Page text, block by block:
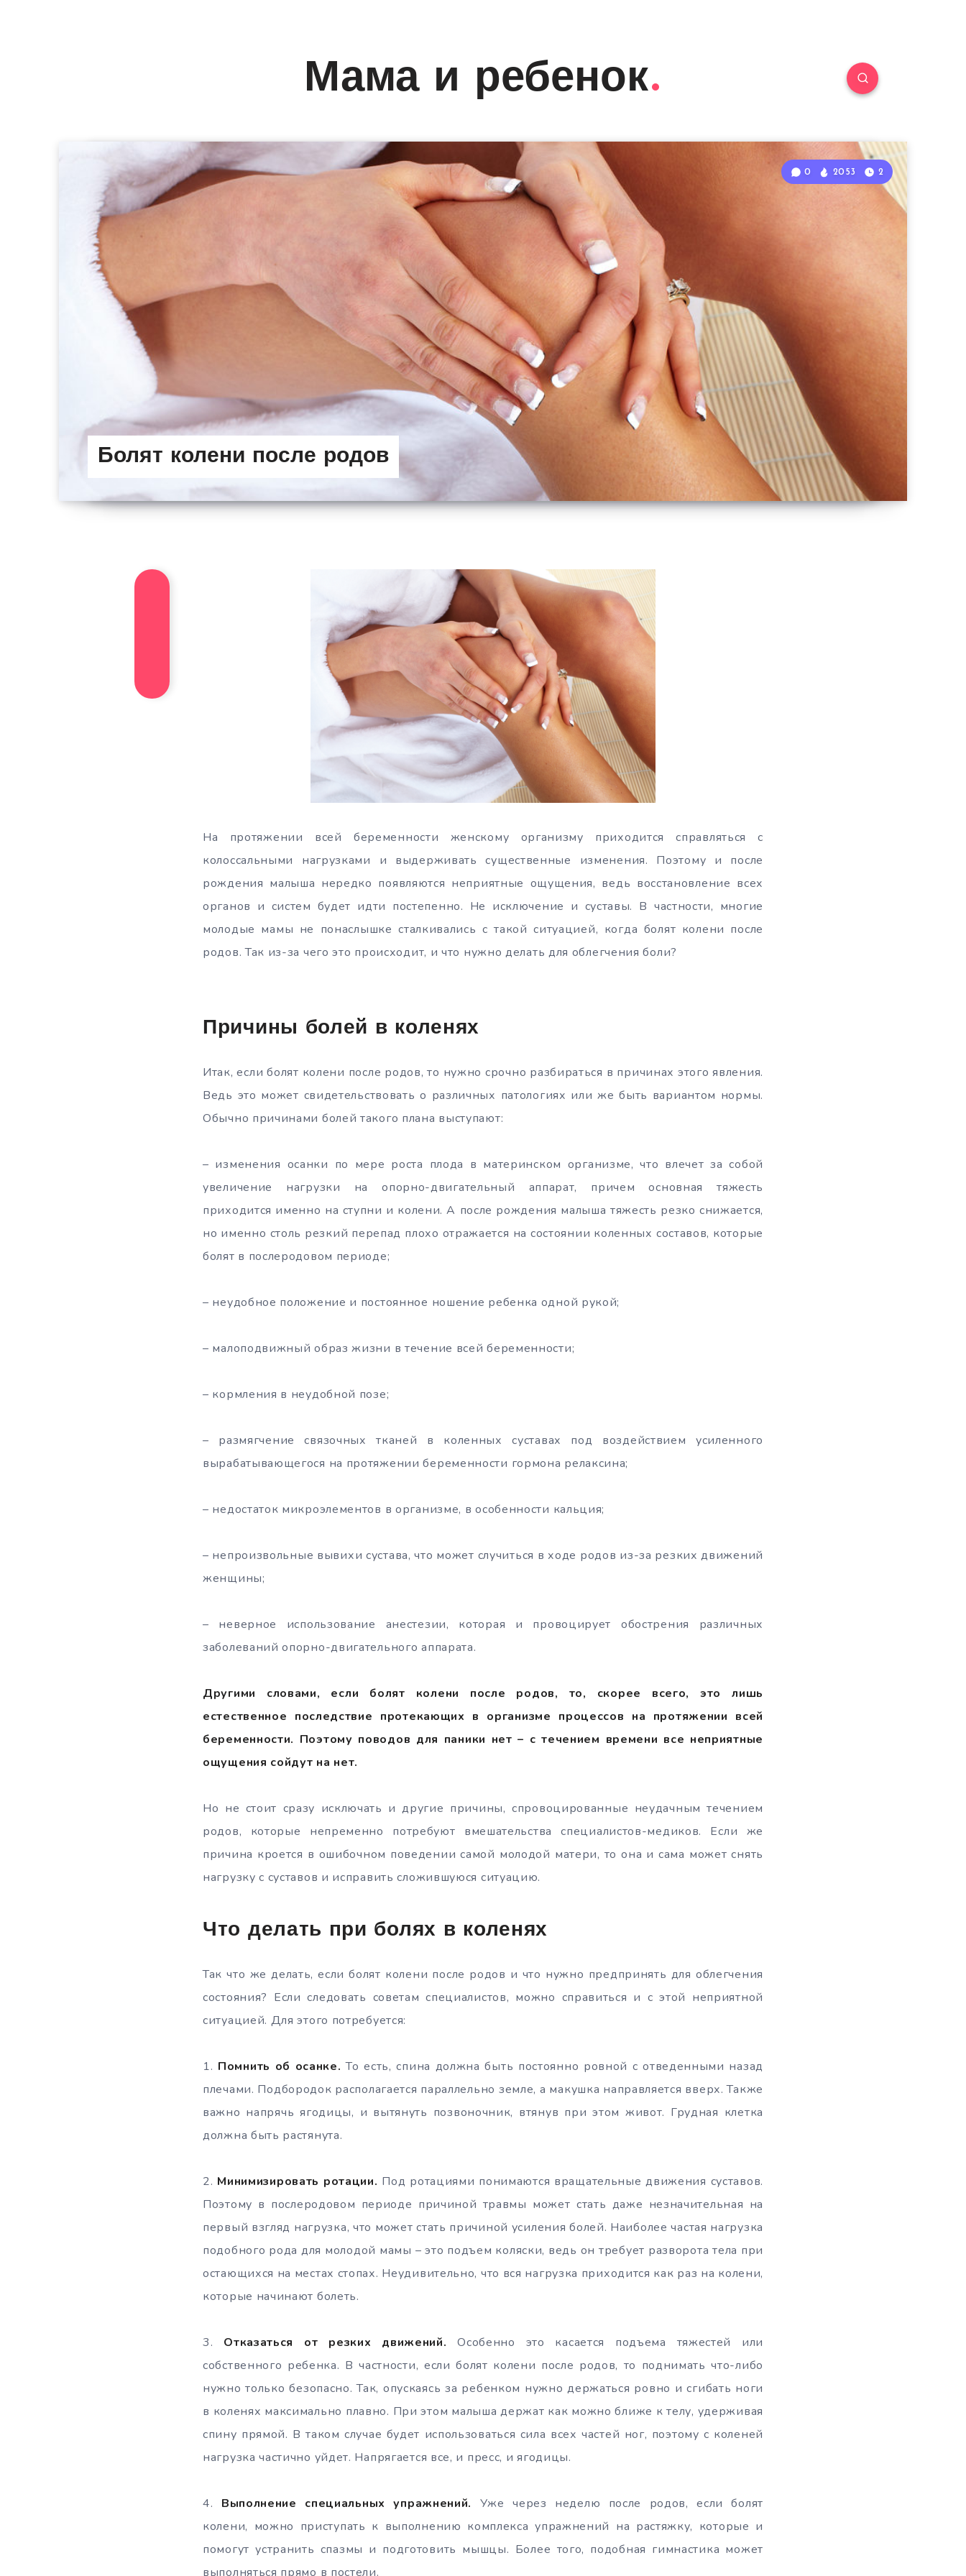
Мама и ребенок
Болят колени после родов
0 2053 2
На протяжении всей беременности женскому организму приходится справляться с
колоссальными нагрузками и выдерживать существенные изменения. Поэтому и после
рождения малыша нередко появляются неприятные ощущения, ведь восстановление всех
органов и систем будет идти постепенно. Не исключение и суставы. В частности, многие
молодые мамы не понаслышке сталкивались с такой ситуацией, когда болят колени после
родов. Так из-за чего это происходит, и что нужно делать для облегчения боли?
Причины болей в коленях
Итак, если болят колени после родов, то нужно срочно разбираться в причинах этого явления.
Ведь это может свидетельствовать о различных патологиях или же быть вариантом нормы.
Обычно причинами болей такого плана выступают:
– изменения осанки по мере роста плода в материнском организме, что влечет за собой
увеличение нагрузки на опорно-двигательный аппарат, причем основная тяжесть
приходится именно на ступни и колени. А после рождения малыша тяжесть резко снижается,
но именно столь резкий перепад плохо отражается на состоянии коленных составов, которые
болят в послеродовом периоде;
– неудобное положение и постоянное ношение ребенка одной рукой;
– малоподвижный образ жизни в течение всей беременности;
– кормления в неудобной позе;
– размягчение связочных тканей в коленных суставах под воздействием усиленного
вырабатывающегося на протяжении беременности гормона релаксина;
– недостаток микроэлементов в организме, в особенности кальция;
– непроизвольные вывихи сустава, что может случиться в ходе родов из-за резких движений
женщины;
– неверное использование анестезии, которая и провоцирует обострения различных
заболеваний опорно-двигательного аппарата.
Другими словами, если болят колени после родов, то, скорее всего, это лишь
естественное последствие протекающих в организме процессов на протяжении всей
беременности. Поэтому поводов для паники нет – с течением времени все неприятные
ощущения сойдут на нет.
Но не стоит сразу исключать и другие причины, спровоцированные неудачным течением
родов, которые непременно потребуют вмешательства специалистов-медиков. Если же
причина кроется в ошибочном поведении самой молодой матери, то она и сама может снять
нагрузку с суставов и исправить сложившуюся ситуацию.
Что делать при болях в коленях
Так что же делать, если болят колени после родов и что нужно предпринять для облегчения
состояния? Если следовать советам специалистов, можно справиться и с этой неприятной
ситуацией. Для этого потребуется:
1.​ Помнить об осанке. То есть, спина должна быть постоянно ровной с отведенными назад
плечами. Подбородок располагается параллельно земле, а макушка направляется вверх. Также
важно напрячь ягодицы, и вытянуть позвоночник, втянув при этом живот. Грудная клетка
должна быть растянута.
2.​ Минимизировать ротации. Под ротациями понимаются вращательные движения суставов.
Поэтому в послеродовом периоде причиной травмы может стать даже незначительная на
первый взгляд нагрузка, что может стать причиной усиления болей. Наиболее частая нагрузка
подобного рода для молодой мамы – это подъем коляски, ведь он требует разворота тела при
остающихся на местах стопах. Неудивительно, что вся нагрузка приходится как раз на колени,
которые начинают болеть.
3.​ Отказаться от резких движений. Особенно это касается подъема тяжестей или
собственного ребенка. В частности, если болят колени после родов, то поднимать что-либо
нужно только безопасно. Так, опускаясь за ребенком нужно держаться ровно и сгибать ноги
в коленях максимально плавно. При этом малыша держат как можно ближе к телу, удерживая
спину прямой. В таком случае будет использоваться сила всех частей ног, поэтому с коленей
нагрузка частично уйдет. Напрягается все, и пресс, и ягодицы.
4.​ Выполнение специальных упражнений. Уже через неделю после родов, если болят
колени, можно приступать к выполнению комплекса упражнений на растяжку, которые и
помогут устранить спазмы и подготовить мышцы. Более того, подобная гимнастика может
выполняться прямо в постели.